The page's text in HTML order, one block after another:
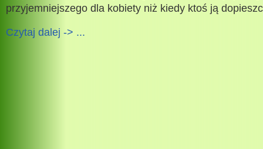
przyjemniejszego dla kobiety niż kiedy ktoś ją
Czytaj dalej -> ...